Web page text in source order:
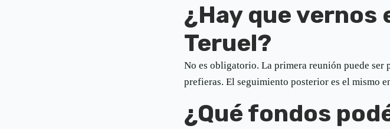
¿Hay que vernos
Teruel?
No es obligatorio. La primera reunión puede ser
prefieras. El seguimiento posterior es el mismo
¿Qué fondos